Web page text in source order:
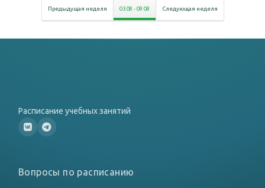
Предыдущая неделя 03 08 -09 08 Следующая неделя
Расписание учебных занятий
Вопросы по расписанию